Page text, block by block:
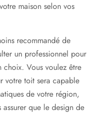
maison selon vos
recommandé de
un professionnel pour
choix. Vous voulez être
votre toit sera capable
de votre région,
que le design de